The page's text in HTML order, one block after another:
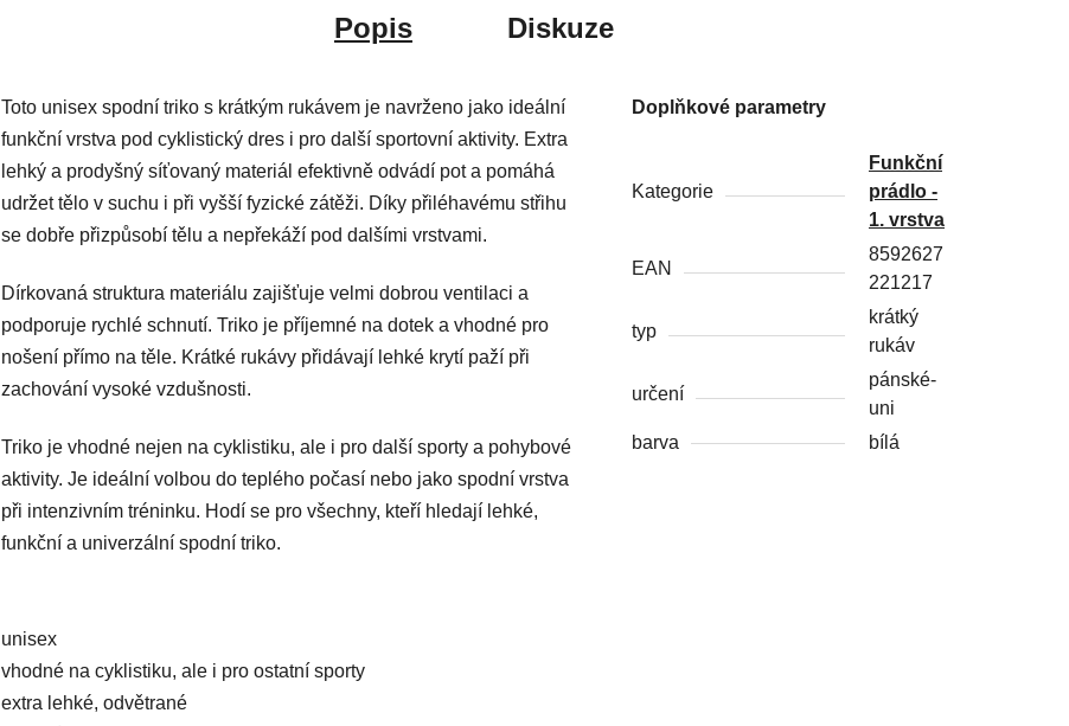
Popis Diskuze
Toto unisex spodní triko s krátkým rukávem je navrženo jako ideální
funkční vrstva pod cyklistický dres i pro další sportovní aktivity. Extra
lehký a prodyšný síťovaný materiál efektivně odvádí pot a pomáhá
udržet tělo v suchu i při vyšší fyzické zátěži. Díky přiléhavému střihu
se dobře přizpůsobí tělu a nepřekáží pod dalšími vrstvami.
Dírkovaná struktura materiálu zajišťuje velmi dobrou ventilaci a
podporuje rychlé schnutí. Triko je příjemné na dotek a vhodné pro
nošení přímo na těle. Krátké rukávy přidávají lehké krytí paží při
zachování vysoké vzdušnosti.
Triko je vhodné nejen na cyklistiku, ale i pro další sporty a pohybové
aktivity. Je ideální volbou do teplého počasí nebo jako spodní vrstva
při intenzivním tréninku. Hodí se pro všechny, kteří hledají lehké,
funkční a univerzální spodní triko.
unisex
vhodné na cyklistiku, ale i pro ostatní sporty
extra lehké, odvětrané
Doplňkové parametry
Kategorie
Funkční
prádlo -
1. vrstva
EAN
8592627
221217
typ
krátký
rukáv
určení
pánské-
uni
barva
bílá